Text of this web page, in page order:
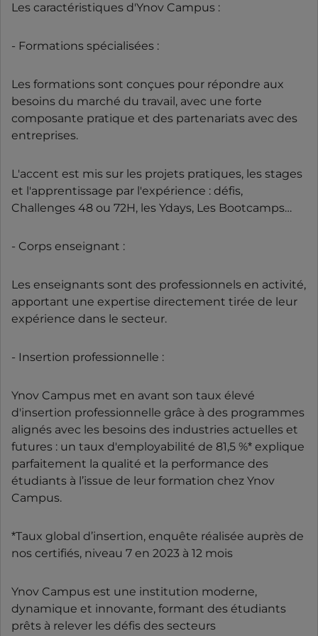
Les caractéristiques d'Ynov Campus :
- Formations spécialisées :
Les formations sont conçues pour répondre aux
besoins du marché du travail, avec une forte
composante pratique et des partenariats avec des
entreprises.
L'accent est mis sur les projets pratiques, les stages
et l'apprentissage par l'expérience : défis,
Challenges 48 ou 72H, les Ydays, Les Bootcamps…
- Corps enseignant :
Les enseignants sont des professionnels en activité,
apportant une expertise directement tirée de leur
expérience dans le secteur.
- Insertion professionnelle :
Ynov Campus met en avant son taux élevé
d'insertion professionnelle grâce à des programmes
alignés avec les besoins des industries actuelles et
futures : un taux d'employabilité de 81,5 %* explique
parfaitement la qualité et la performance des
étudiants à l’issue de leur formation chez Ynov
Campus.
*Taux global d’insertion, enquête réalisée auprès de
nos certifiés, niveau 7 en 2023 à 12 mois
Ynov Campus est une institution moderne,
dynamique et innovante, formant des étudiants
prêts à relever les défis des secteurs